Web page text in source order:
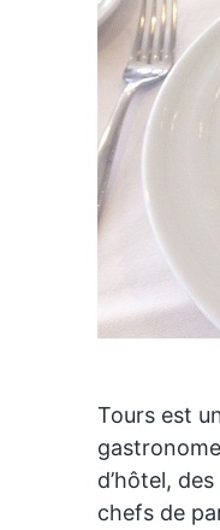
Tours est
d’hôtel,
chefs de